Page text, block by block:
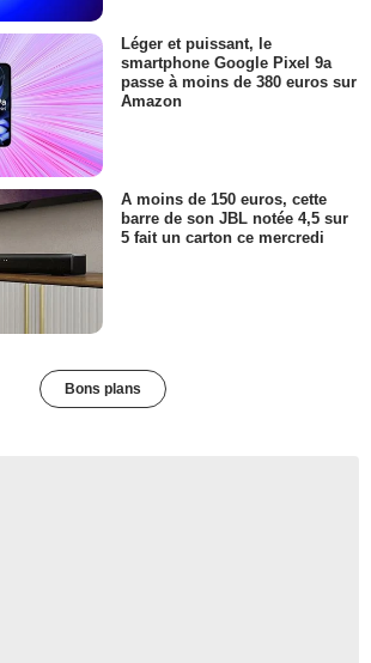
Léger et puissant, le
smartphone Google Pixel 9a
passe à moins de 380 euros sur
Amazon
A moins de 150 euros, cette
barre de son JBL notée 4,5 sur
5 fait un carton ce mercredi
Bons plans